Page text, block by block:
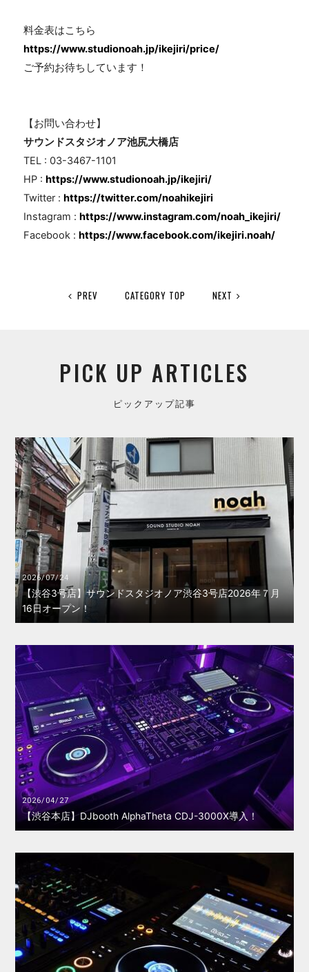
料金表はこちら
https://www.studionoah.jp/ikejiri/price/
ご予約お待ちしています！
【お問い合わせ】
サウンドスタジオノア池尻大橋店
TEL : 03-3467-1101
HP :https://www.studionoah.jp/ikejiri/
Twitter :https://twitter.com/noahikejiri
Instagram :https://www.instagram.com/noah_ikejiri/
Facebook :https://www.facebook.com/ikejiri.noah/
PREV CATEGORY TOP NEXT
PICK UP ARTICLES
ピックアップ記事
2026/07/24
【渋谷3号店】サウンドスタジオノア渋谷3号店2026年７月
16日オープン！
2026/04/27
【渋谷本店】DJbooth AlphaTheta CDJ-3000X導入！